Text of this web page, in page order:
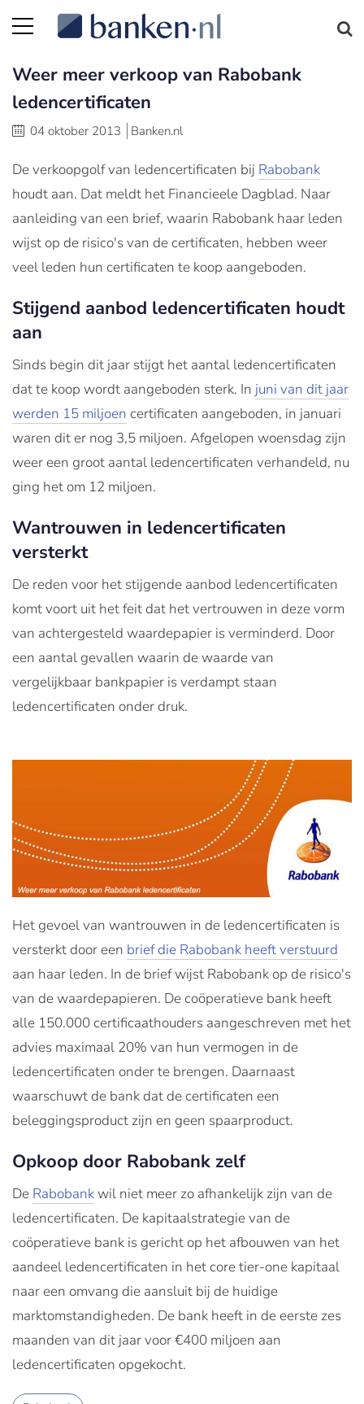
Weer meer verkoop van Rabobank
ledencertificaten
04 oktober 2013 Banken.nl
De verkoopgolf van ledencertificaten bij Rabobank
houdt aan. Dat meldt het Financieele Dagblad. Naar
aanleiding van een brief, waarin Rabobank haar leden
wijst op de risico's van de certificaten, hebben weer
veel leden hun certificaten te koop aangeboden.
Stijgend aanbod ledencertificaten houdt
aan
Sinds begin dit jaar stijgt het aantal ledencertificaten
dat te koop wordt aangeboden sterk. In juni van dit jaar
werden 15 miljoen certificaten aangeboden, in januari
waren dit er nog 3,5 miljoen. Afgelopen woensdag zijn
weer een groot aantal ledencertificaten verhandeld, nu
ging het om 12 miljoen.
Wantrouwen in ledencertificaten
versterkt
De reden voor het stijgende aanbod ledencertificaten
komt voort uit het feit dat het vertrouwen in deze vorm
van achtergesteld waardepapier is verminderd. Door
een aantal gevallen waarin de waarde van
vergelijkbaar bankpapier is verdampt staan
ledencertificaten onder druk.
Het gevoel van wantrouwen in de ledencertificaten is
versterkt door een brief die Rabobank heeft verstuurd
aan haar leden. In de brief wijst Rabobank op de risico's
van de waardepapieren. De coöperatieve bank heeft
alle 150.000 certificaathouders aangeschreven met het
advies maximaal 20% van hun vermogen in de
ledencertificaten onder te brengen. Daarnaast
waarschuwt de bank dat de certificaten een
beleggingsproduct zijn en geen spaarproduct.
Opkoop door Rabobank zelf
De Rabobankwil niet meer zo afhankelijk zijn van de
ledencertificaten. De kapitaalstrategie van de
coöperatieve bank is gericht op het afbouwen van het
aandeel ledencertificaten in het core tier-one kapitaal
naar een omvang die aansluit bij de huidige
marktomstandigheden. De bank heeft in de eerste zes
maanden van dit jaar voor €400 miljoen aan
ledencertificaten opgekocht.